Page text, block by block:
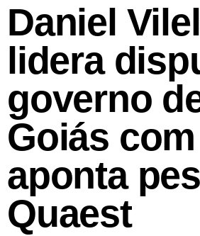
Daniel
lidera
governo
Goiás
aponta
Quaest